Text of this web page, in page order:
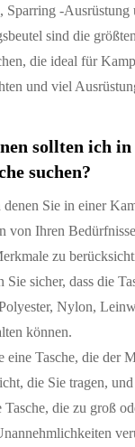
Sparring -Ausrüstung
sind die
die ideal für
und viel
sollten ich
suchen?
Sie in einer
von Ihren
zu
sicher, dass die
Nylon,
können.
eine Tasche, die der
die Sie tragen,
die zu groß